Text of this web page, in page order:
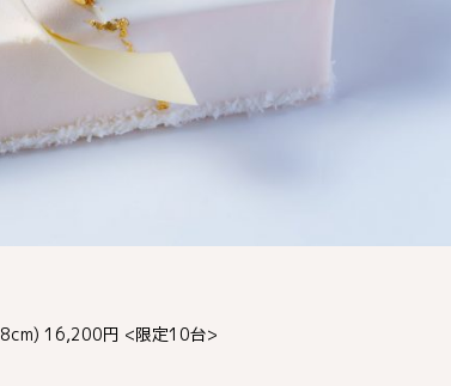
8cm) 16,200円 <限定10台>